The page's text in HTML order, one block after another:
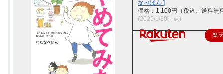
なべぽん ]
価格：1,100円（税込、送料無
(2025/1/30時点)
楽